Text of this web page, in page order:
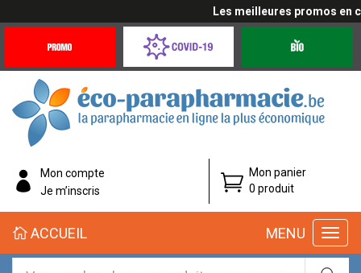
Les meilleures promos en
Offres
Coronavirus
éco-
parapharmacie.fr
éco-
parapharmacie.fr
Mon compte
Je m’inscris
Mon panier
0 produit
MENU
ACCUEIL